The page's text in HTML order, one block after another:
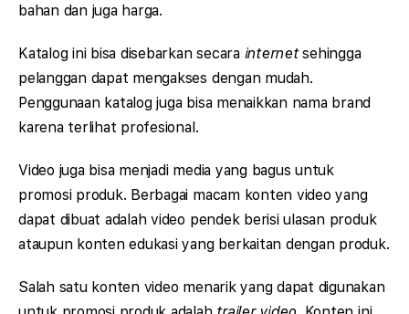
bahan dan juga harga.
Katalog ini bisa disebarkan secara internetsehingga
pelanggan dapat mengakses dengan mudah.
Penggunaan katalog juga bisa menaikkan nama brand
karena terlihat profesional.
Video juga bisa menjadi media yang bagus untuk
promosi produk. Berbagai macam konten video yang
dapat dibuat adalah video pendek berisi ulasan produk
ataupun konten edukasi yang berkaitan dengan produk.
Salah satu konten video menarik yang dapat digunakan